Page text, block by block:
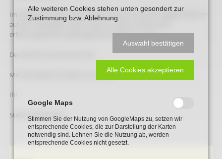
Im Gespräch mit der VHS-Leiterin Christa Paschert-Engelke blickt er
auf sein vielseitiges Leben sowie vor allem auf sein sehr
erfahrungsreiches seelsorgerisches Wirken zurück.
Der Eintritt ist wie immer frei.
Mit freundlichen Grüßen aus Holter,
Ihr
Stefan Wittenbrink
Alle weiteren Cookies stehen unten gesondert zur
Zustimmung bzw. Ablehnung.
Auswahl bestätigen
Alle Cookies akzeptieren
Google Maps
Stimmen Sie der Nutzung von GoogleMaps zu, setzen wir
entsprechende Cookies, die zur Darstellung der Karten
notwendig sind. Lehnen Sie die Nutzung ab, werden
entsprechende Cookies nicht gesetzt.